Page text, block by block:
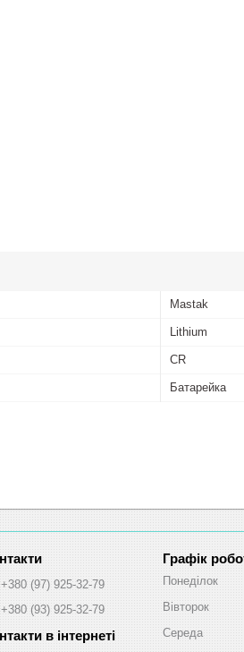
Mastak
Lithium
CR
Батарейка
+380 (97) 925-32-79
+380 (93) 925-32-79
Графік
Понеділок
Вівторок
Середа